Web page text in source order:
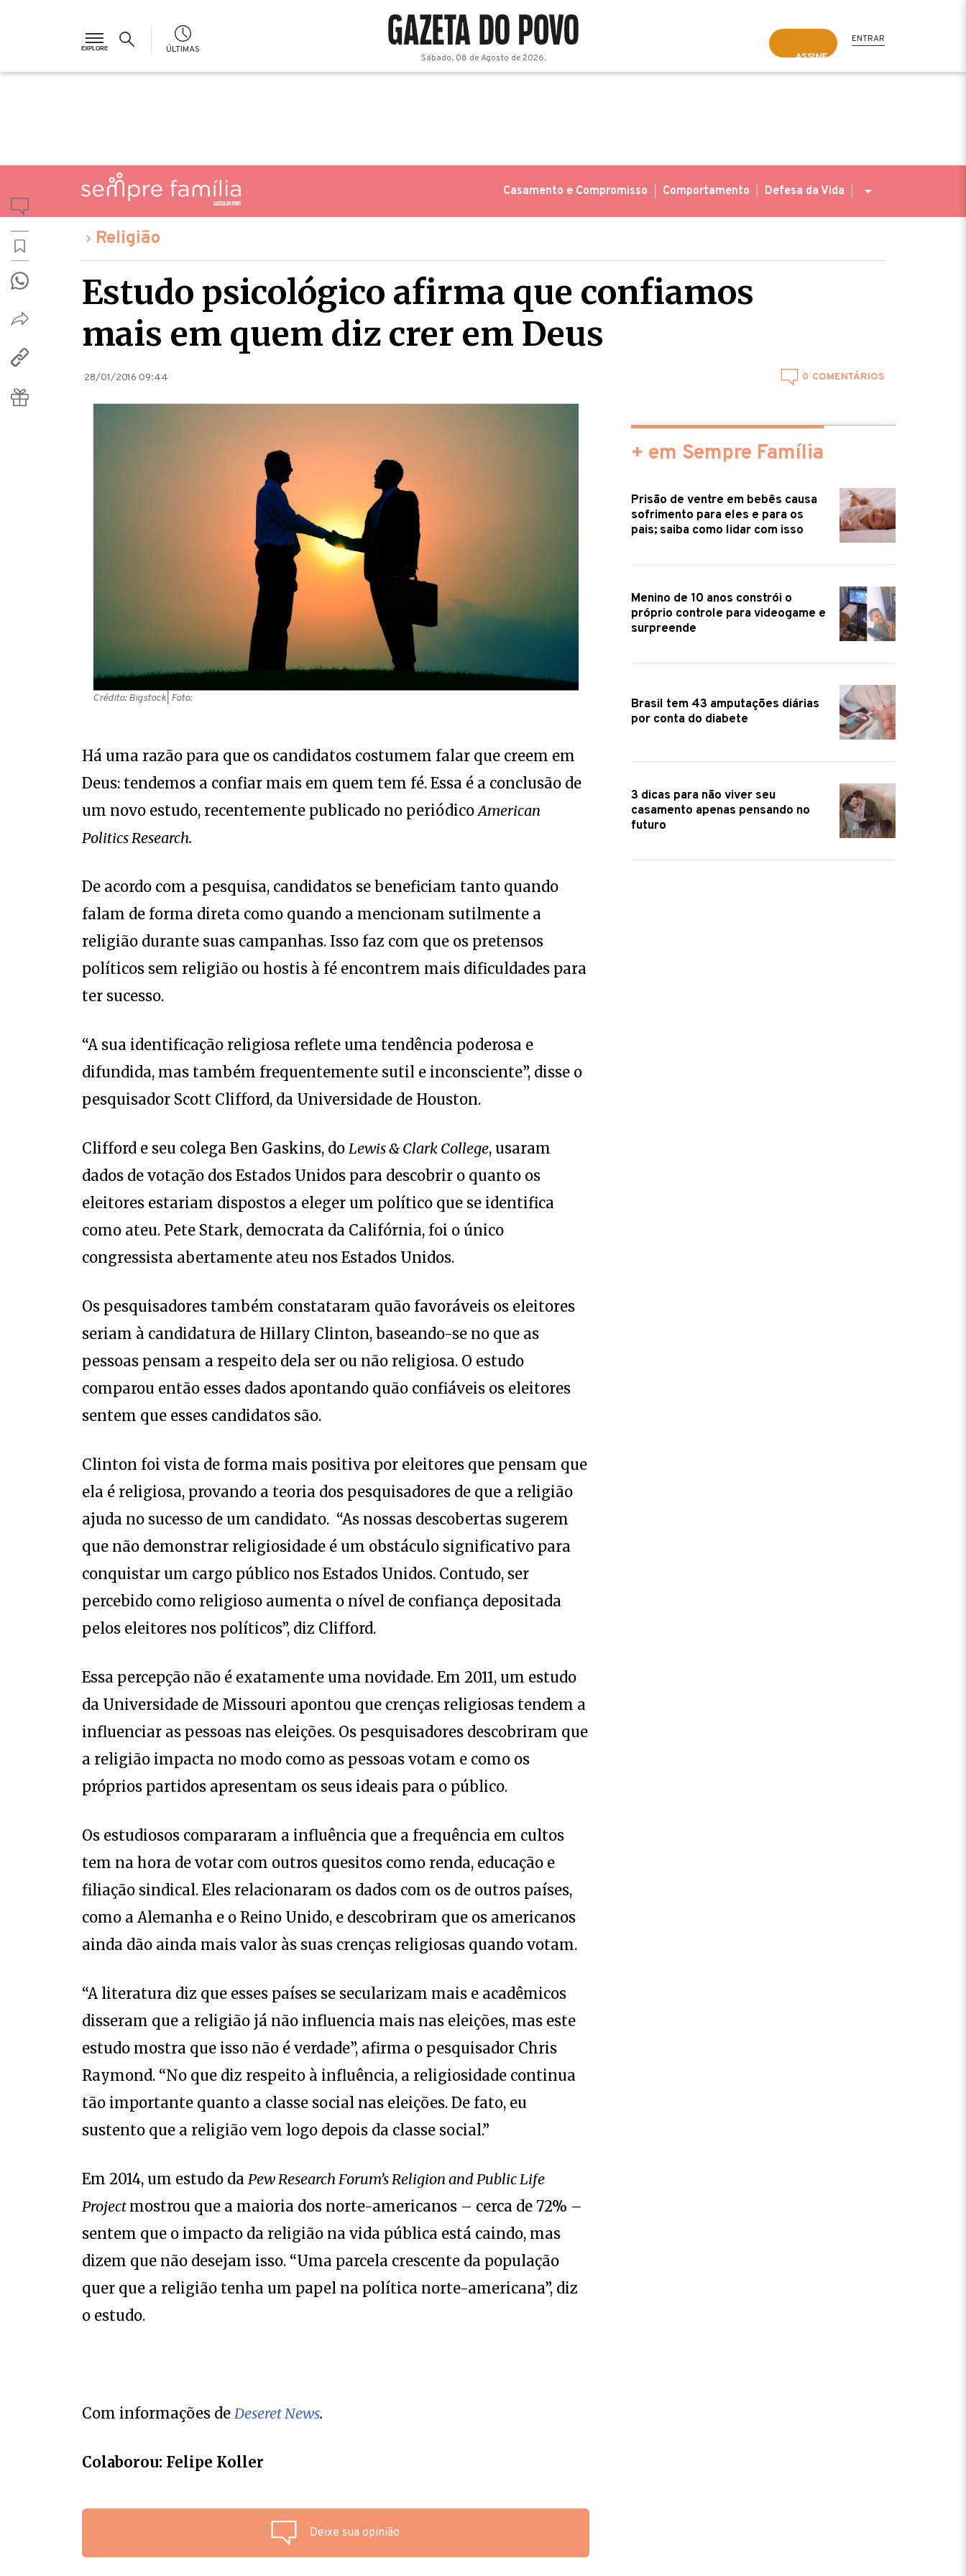
ÚLTIMAS
ASSINE
ENTRAR
Sábado, 08 de Agosto de 2026.
Casamento e Compromisso Comportamento Defesa da Vida
Religião
Estudo psicológico afirma que confiamos
mais em quem diz crer em Deus
28/01/2016 09:44 0
Crédito: Bigstock| Foto:
Há uma razão para que os candidatos costumem falar que creem em
Deus: tendemos a confiar mais em quem tem fé. Essa é a conclusão de
um novo estudo, recentemente publicado no periódicoAmerican
Politics Research.
De acordo com a pesquisa, candidatos se beneficiam tanto quando
falam de forma direta como quando a mencionam sutilmente a
religião durante suas campanhas. Isso faz com que os pretensos
políticos sem religião ou hostis à fé encontrem mais dificuldades para
ter sucesso.
“A sua identificação religiosa reflete uma tendência poderosa e
difundida, mas também frequentemente sutil e inconsciente”, disse o
pesquisador Scott Clifford, da Universidade de Houston.
Clifford e seu colega Ben Gaskins, do Lewis & Clark College, usaram
dados de votação dos Estados Unidos para descobrir o quanto os
eleitores estariam dispostos a eleger um político que se identifica
como ateu. Pete Stark, democrata da Califórnia, foi o único
congressista abertamente ateu nos Estados Unidos.
Os pesquisadores também constataram quão favoráveis os eleitores
seriam à candidatura de Hillary Clinton, baseando-se no que as
pessoas pensam a respeito dela ser ou não religiosa. O estudo
comparou então esses dados apontando quão confiáveis os eleitores
sentem que esses candidatos são.
Clinton foi vista de forma mais positiva por eleitores que pensam que
ela é religiosa, provando a teoria dos pesquisadores de que a religião
ajuda no sucesso de um candidato. “As nossas descobertas sugerem
que não demonstrar religiosidade é um obstáculo significativo para
conquistar um cargo público nos Estados Unidos. Contudo, ser
percebido como religioso aumenta o nível de confiança depositada
pelos eleitores nos políticos”, diz Clifford.
Essa percepção não é exatamente uma novidade. Em 2011, um estudo
da Universidade de Missouri apontou que crenças religiosas tendem a
influenciar as pessoas nas eleições. Os pesquisadores descobriram que
a religião impacta no modo como as pessoas votam e como os
próprios partidos apresentam os seus ideais para o público.
Os estudiosos compararam a influência que a frequência em cultos
tem na hora de votar com outros quesitos como renda, educação e
filiação sindical. Eles relacionaram os dados com os de outros países,
como a Alemanha e o Reino Unido, e descobriram que os americanos
ainda dão ainda mais valor às suas crenças religiosas quando votam.
“A literatura diz que esses países se secularizam mais e acadêmicos
disseram que a religião já não influencia mais nas eleições, mas este
estudo mostra que isso não é verdade”, afirma o pesquisador Chris
Raymond. “No que diz respeito à influência, a religiosidade continua
tão importante quanto a classe social nas eleições. De fato, eu
sustento que a religião vem logo depois da classe social.”
Em 2014, um estudo da Pew Research Forum’s Religion and Public Life
Project mostrou que a maioria dos norte-americanos – cerca de 72% –
sentem que o impacto da religião na vida pública está caindo, mas
dizem que não desejam isso. “Uma parcela crescente da população
quer que a religião tenha um papel na política norte-americana”, diz
o estudo.
Com informações de Deseret News.
Colaborou: Felipe Koller
Deixe sua opinião
+ em Sempre Família
Prisão de ventre em bebês causa
sofrimento para eles e para os
pais; saiba como lidar com isso
Menino de 10 anos constrói o
próprio controle para videogame e
surpreende
Brasil tem 43 amputações diárias
por conta do diabete
3 dicas para não viver seu
casamento apenas pensando no
futuro